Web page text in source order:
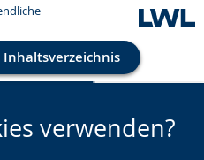
Inhaltsverzeichnis
verwenden?